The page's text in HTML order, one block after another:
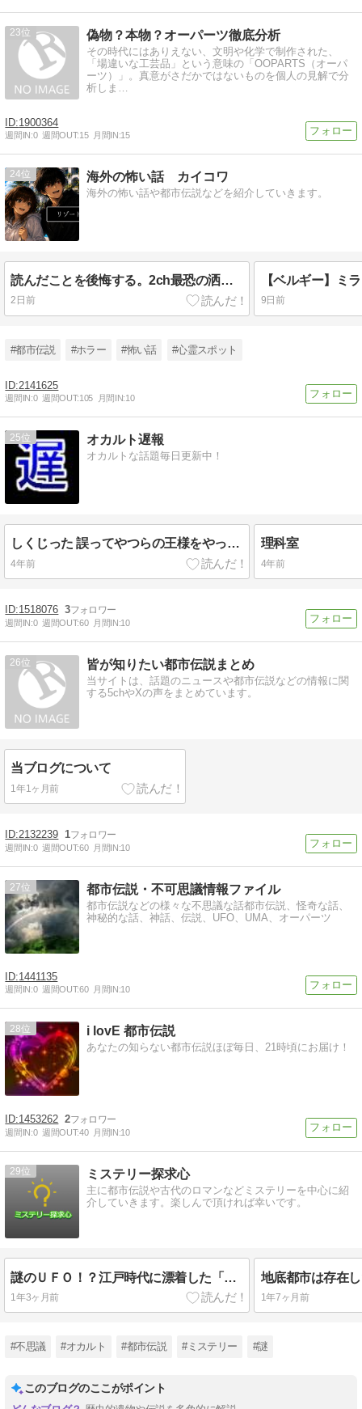
23 偽物？本物？オーパーツ徹底分析
その時代にはありえない、文明や化学で制作された、
「場違いな工芸品」という意味の「OOPARTS（オーパ
ーツ）」。真意がさだかではないものを個人の見解で分
析しま…
1900364
週間IN:0 週間OUT:15 月間IN:15
24 海外の怖い話 カイコワ
海外の怖い話や都市伝説などを紹介していきます。
読んだことを後悔する。2ch最恐の洒落怖のリゾートバイトが語り継がれる理由とは！？
2日前 9日前
#都市伝説 #ホラー #怖い話 #心霊スポット
2141625
週間IN:0 週間OUT:105 月間IN:10
25 オカルト遅報
オカルトな話題毎日更新中！
しくじった 誤ってやつらの王様をやっちまった
4年前
理科室
4年前
1518076 3
週間IN:0 週間OUT:60 月間IN:10
26 皆が知りたい都市伝説まとめ
当サイトは、話題のニュースや都市伝説などの情報に関
する5chやXの声をまとめています。
当ブログについて
1年1ヶ月前
2132239 1
週間IN:0 週間OUT:60 月間IN:10
27 都市伝説・不可思議情報ファイル
都市伝説などの様々な不思議な話都市伝説、怪奇な話、
神秘的な話、神話、伝説、UFO、UMA、オーパーツ
1441135
週間IN:0 週間OUT:60 月間IN:10
28 i lovE 都市伝説
あなたの知らない都市伝説ほぼ毎日、21時頃にお届け！
1453262 2
週間IN:0 週間OUT:40 月間IN:10
29 ミステリー探求心
主に都市伝説や古代のロマンなどミステリーを中心に紹
介していきます。楽しんで頂ければ幸いです。
謎のＵＦＯ！？江戸時代に漂着した「うつろ舟」伝説の真実を追え！
1年3ヶ月前 1年7ヶ月前
#不思議 #オカルト #都市伝説 #ミステリー #謎
このブログのここがポイント